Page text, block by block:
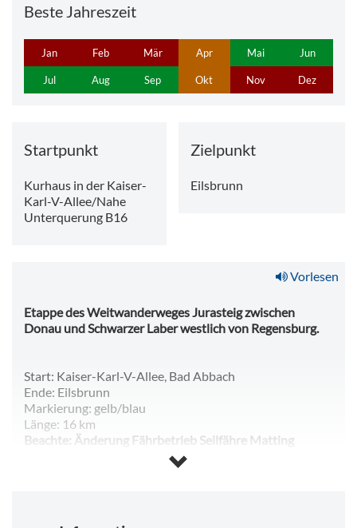
Beste Jahreszeit
Jan Feb Mär Apr Mai Jun
Jul Aug Sep Okt Nov Dez
Startpunkt
Kurhaus in der Kaiser-
Karl-V-Allee/Nahe
Unterquerung B16
Zielpunkt
Eilsbrunn
Vorlesen
Etappe des Weitwanderweges Jurasteig zwischen
Donau und Schwarzer Laber westlich von Regensburg.
Start: Kaiser-Karl-V-Allee, Bad Abbach
Ende: Eilsbrunn
Markierung: gelb/blau
Länge: 16 km
Beachte: Änderung Fährbetrieb Seilfähre Matting
Die Seilfähre (Teil der Etappe) bei
Matting ist immer am Montag außer Betrieb. Bitte